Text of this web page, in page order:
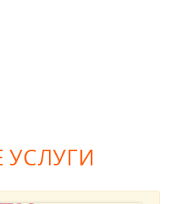
УСЛУГИ